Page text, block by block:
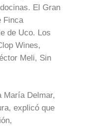
El Gran
Finca
de Uco. Los
Wines,
Meli, Sin
María Delmar,
explicó que